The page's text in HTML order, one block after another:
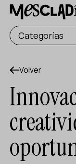
Productora
Productora
Productora
Productora
Productora
Agenda
Categorías
Volver